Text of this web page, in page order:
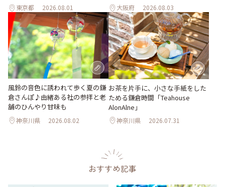
東京都 2026.08.01 大阪府 2026.08.03
風鈴の音色に誘われて歩く夏の鎌
倉さんぽ♪由緒ある社の参拝と老
舗のひんやり甘味も
神奈川県 2026.08.02
お茶を片手に、小さな手紙をした
ためる鎌倉時間「Teahouse
AlonAlne」
神奈川県 2026.07.31
おすすめ記事